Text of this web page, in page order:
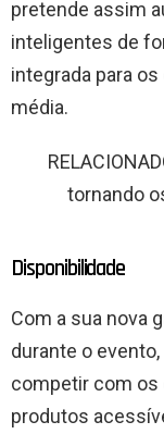
pretende assim
inteligentes de
integrada para
média.
tornando
Disponibilidade
Com a sua nova
durante o
competir com os
produtos